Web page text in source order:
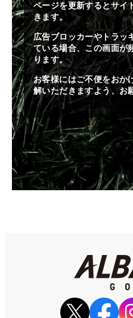
ページを更新するとサイ
きます。
広告ブロッカーやトラッ
ている場合、この画面が
ります。
お客様にはご不便をおか
解いただきますよう、お